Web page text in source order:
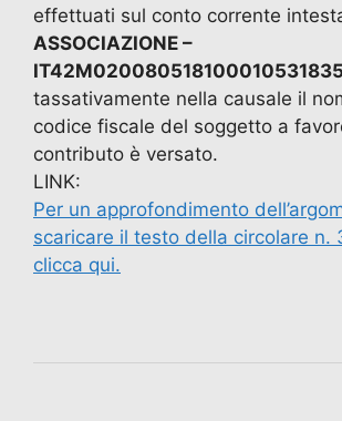
effettuati sul conto corrente
ASSOCIAZIONE –
tassativamente nella causale il
codice fiscale del soggetto a
contributo è versato.
LINK:
Per un approfondimento
scaricare il testo della circolare n.
clicca qui.